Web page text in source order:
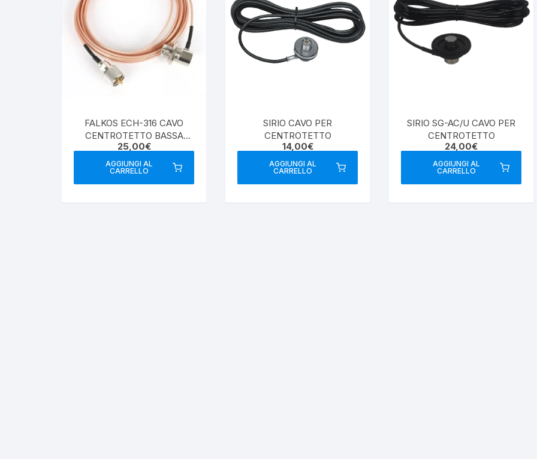
FALKOS ECH-316 CAVO
CENTROTETTO BASSA
PERDITA
25,00€
AGGIUNGI AL
CARRELLO
SIRIO CAVO PER
CENTROTETTO
14,00€
AGGIUNGI AL
CARRELLO
SIRIO SG-AC/U CAVO PER
CENTROTETTO
24,00€
AGGIUNGI AL
CARRELLO